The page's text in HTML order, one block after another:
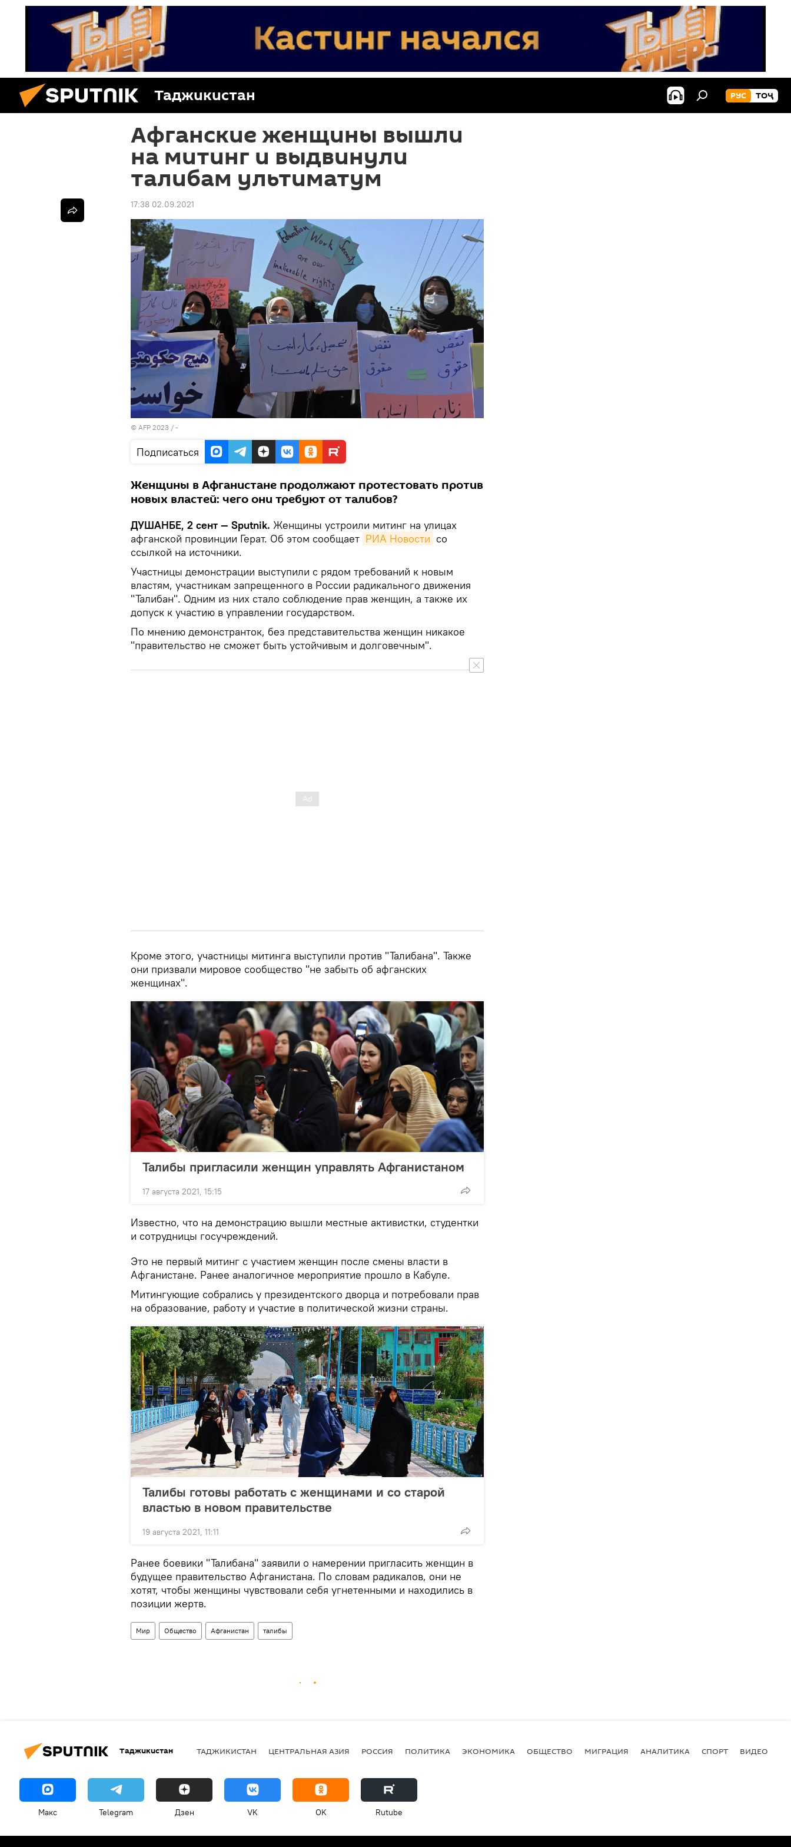
Таджикистан РУС ТОҶ
Афганские женщины вышли
на митинг и выдвинули
талибам ультиматум
17:38 02.09.2021
© AFP 2023 / -
Подписаться
Женщины в Афганистане продолжают протестовать против
новых властей: чего они требуют от талибов?
ДУШАНБЕ, 2 сент — Sputnik. Женщины устроили митинг на улицах
афганской провинции Герат. Об этом сообщает РИА Новости со
ссылкой на источники.
Участницы демонстрации выступили с рядом требований к новым
властям, участникам запрещенного в России радикального движения
"Талибан". Одним из них стало соблюдение прав женщин, а также их
допуск к участию в управлении государством.
По мнению демонстранток, без представительства женщин никакое
"правительство не сможет быть устойчивым и долговечным".
Кроме этого, участницы митинга выступили против "Талибана". Также
они призвали мировое сообщество "не забыть об афганских
женщинах".
Талибы пригласили женщин управлять Афганистаном
17 августа 2021, 15:15
Известно, что на демонстрацию вышли местные активистки, студентки
и сотрудницы госучреждений.
Это не первый митинг с участием женщин после смены власти в
Афганистане. Ранее аналогичное мероприятие прошло в Кабуле.
Митингующие собрались у президентского дворца и потребовали прав
на образование, работу и участие в политической жизни страны.
Талибы готовы работать с женщинами и со старой
властью в новом правительстве
19 августа 2021, 11:11
Ранее боевики "Талибана" заявили о намерении пригласить женщин в
будущее правительство Афганистана. По словам радикалов, они не
хотят, чтобы женщины чувствовали себя угнетенными и находились в
позиции жертв.
Мир Общество Афганистан талибы
Таджикистан ТАДЖИКИСТАН ЦЕНТРАЛЬНАЯ АЗИЯ РОССИЯ ПОЛИТИКА ЭКОНОМИКА ОБЩЕСТВО МИГРАЦИЯ АНАЛИТИКА СПОРТ ВИДЕО
Макс Telegram Дзен VK OK Rutube